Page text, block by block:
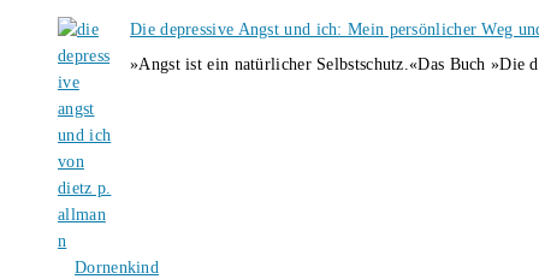
Die depressive Angst und ich: Mein persönlicher Weg
»Angst ist ein natürlicher Selbstschutz.«Das Buch
Dornenkind